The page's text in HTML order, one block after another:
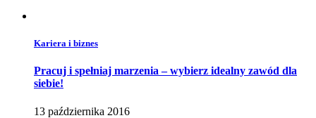
Kariera i biznes
Pracuj i spełniaj marzenia – wybierz idealny zawód dla
siebie!
13 października 2016